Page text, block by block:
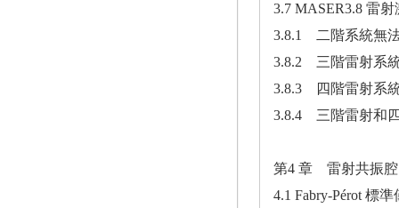
3.7 MASER3.8 雷
3.8.1 二階系統無
3.8.2 三階雷射系
3.8.3 四階雷射系
3.8.4 三階雷射和
第4 章 雷射共振腔
4.1 Fabry-Pérot 標準